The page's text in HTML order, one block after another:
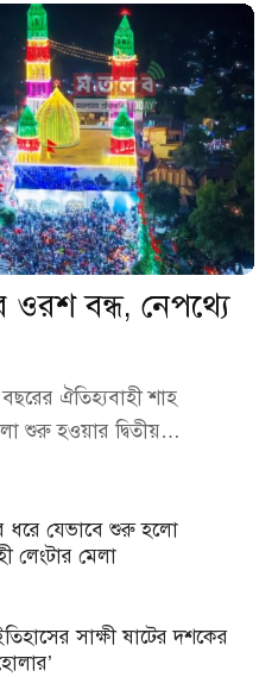
ওরশ বন্ধ, নেপথ্যে
ঐতিহ্যবাহী শাহ
শুরু হওয়ার দ্বিতীয়…
ধরে যেভাবে শুরু হলো
লেংটার মেলা
সাক্ষী ষাটের দশকের